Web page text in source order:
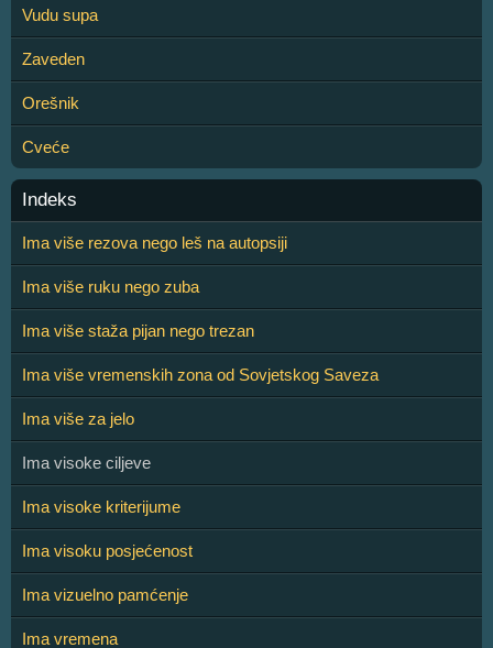
Vudu supa
Zaveden
Orešnik
Cveće
Indeks
Ima više rezova nego leš na autopsiji
Ima više ruku nego zuba
Ima više staža pijan nego trezan
Ima više vremenskih zona od Sovjetskog Saveza
Ima više za jelo
Ima visoke ciljeve
Ima visoke kriterijume
Ima visoku posjećenost
Ima vizuelno pamćenje
Ima vremena